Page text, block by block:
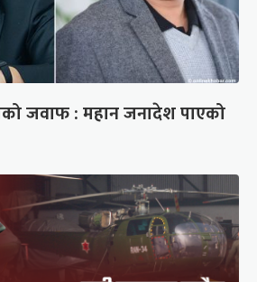
जवाफ : महान जनादेश पाएको